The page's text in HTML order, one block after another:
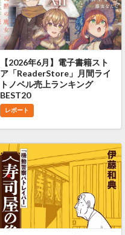
【2026年6月】電子書籍スト
ア「ReaderStore」月間ライ
トノベル売上ランキング
BEST20
レポート